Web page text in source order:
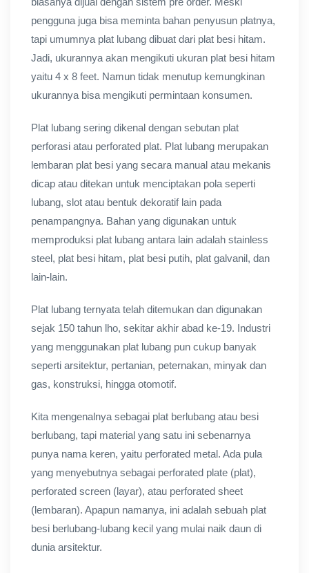
pengguna juga bisa meminta bahan penyusun platnya,
tapi umumnya plat lubang dibuat dari plat besi hitam.
Jadi, ukurannya akan mengikuti ukuran plat besi hitam
yaitu 4 x 8 feet. Namun tidak menutup kemungkinan
ukurannya bisa mengikuti permintaan konsumen.
Plat lubang sering dikenal dengan sebutan plat
perforasi atau perforated plat. Plat lubang merupakan
lembaran plat besi yang secara manual atau mekanis
dicap atau ditekan untuk menciptakan pola seperti
lubang, slot atau bentuk dekoratif lain pada
penampangnya. Bahan yang digunakan untuk
memproduksi plat lubang antara lain adalah stainless
steel, plat besi hitam, plat besi putih, plat galvanil, dan
lain-lain.
Plat lubang ternyata telah ditemukan dan digunakan
sejak 150 tahun lho, sekitar akhir abad ke-19. Industri
yang menggunakan plat lubang pun cukup banyak
seperti arsitektur, pertanian, peternakan, minyak dan
gas, konstruksi, hingga otomotif.
Kita mengenalnya sebagai plat berlubang atau besi
berlubang, tapi material yang satu ini sebenarnya
punya nama keren, yaitu perforated metal. Ada pula
yang menyebutnya sebagai perforated plate (plat),
perforated screen (layar), atau perforated sheet
(lembaran). Apapun namanya, ini adalah sebuah plat
besi berlubang-lubang kecil yang mulai naik daun di
dunia arsitektur.